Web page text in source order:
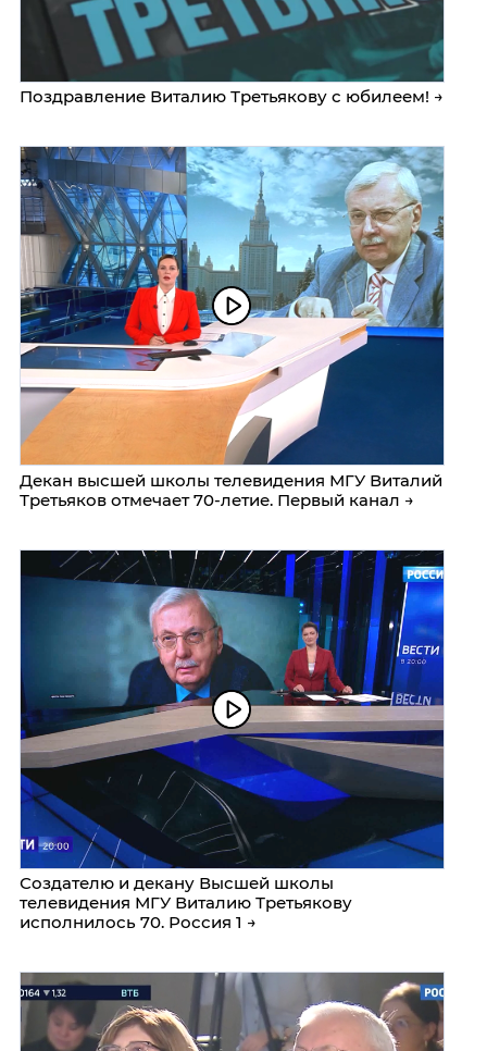
Поздравление Виталию Третьякову с юбилеем! →
Декан высшей школы телевидения МГУ Виталий
Третьяков отмечает 70-летие. Первый канал →
Создателю и декану Высшей школы
телевидения МГУ Виталию Третьякову
исполнилось 70. Россия 1 →